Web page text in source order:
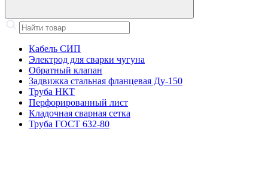
Кабель СИП
Электрод для сварки чугуна
Обратный клапан
Задвижка стальная фланцевая Ду-150
Труба НКТ
Перфорированный лист
Кладочная сварная сетка
Труба ГОСТ 632-80